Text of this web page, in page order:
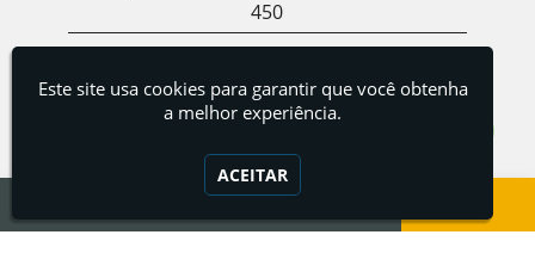
450
Metalografia
Este site usa cookies para garantir que você obtenha
a melhor experiência.
ACEITAR